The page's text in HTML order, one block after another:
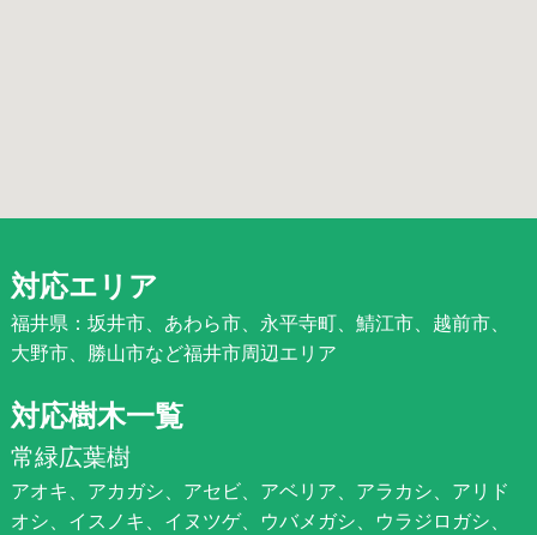
対応エリア
福井県：坂井市、あわら市、永平寺町、鯖江市、越前市、
大野市、勝山市など福井市周辺エリア
対応樹木一覧
常緑広葉樹
アオキ、アカガシ、アセビ、アベリア、アラカシ、アリド
オシ、イスノキ、イヌツゲ、ウバメガシ、ウラジロガシ、